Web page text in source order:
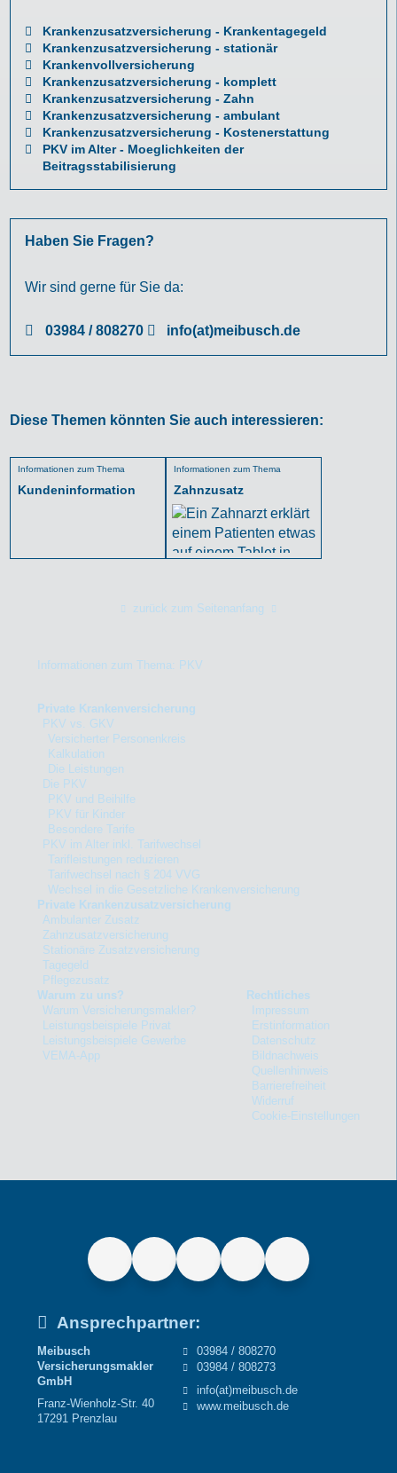
Krankenzusatzversicherung - Krankentagegeld
Krankenzusatzversicherung - stationär
Krankenvollversicherung
Krankenzusatzversicherung - komplett
Krankenzusatzversicherung - Zahn
Krankenzusatzversicherung - ambulant
Krankenzusatzversicherung - Kostenerstattung
PKV im Alter - Moeglichkeiten der
Beitragsstabilisierung
Haben Sie Fragen?
Wir sind gerne für Sie da:
03984 / 808270 info(at)meibusch.de
Diese Themen könnten Sie auch interessieren:
Informationen zum Thema
Kundeninformation
Informationen zum Thema
Zahnzusatz
zurück zum Seitenanfang
Informationen zum Thema: PKV
Private Krankenversicherung
PKV vs. GKV
Versicherter Personenkreis
Kalkulation
Die Leistungen
Die PKV
PKV und Beihilfe
PKV für Kinder
Besondere Tarife
PKV im Alter inkl. Tarifwechsel
Tarifleistungen reduzieren
Tarifwechsel nach § 204 VVG
Wechsel in die Gesetzliche Krankenversicherung
Private Krankenzusatzversicherung
Ambulanter Zusatz
Zahnzusatzversicherung
Stationäre Zusatzversicherung
Tagegeld
Pflegezusatz
Warum zu uns?
Warum Versicherungsmakler?
Leistungsbeispiele Privat
Leistungsbeispiele Gewerbe
VEMA-App
Rechtliches
Impressum
Erstinformation
Datenschutz
Bildnachweis
Quellenhinweis
Barrierefreiheit
Widerruf
Cookie-Einstellungen
Ansprechpartner:
Meibusch
Versicherungsmakler
GmbH
Franz-Wienholz-Str. 40
17291 Prenzlau
03984 / 808270
03984 / 808273
info(at)meibusch.de
www.meibusch.de